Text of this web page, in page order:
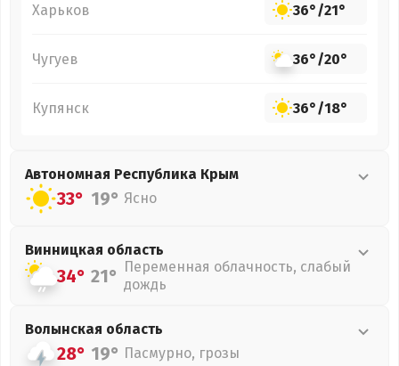
Харьков 36°/21°
Чугуев 36°/20°
Купянск 36°/18°
Автономная Республика Крым
33° 19° Ясно
Винницкая область
34° 21° Переменная облачность, слабый
дождь
Волынская область
28° 19° Пасмурно, грозы